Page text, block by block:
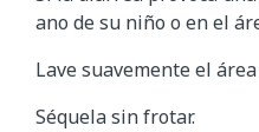
ano de su niño o en el
Lave suavemente el
Séquela sin frotar.